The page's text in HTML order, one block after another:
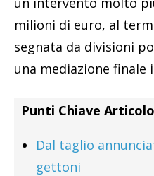
milioni di euro, al
segnata da divisioni
una mediazione finale
Punti Chiave Articolo
Dal taglio
gettoni